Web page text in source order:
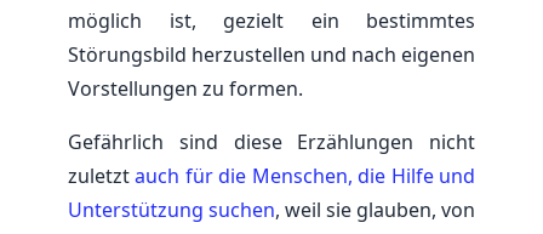
möglich ist, gezielt ein bestimmtes
Störungsbild herzustellen und nach eigenen
Vorstellungen zu formen.
Gefährlich sind diese Erzählungen nicht
zuletztauch für die Menschen, die Hilfe und
Unterstützung suchen, weil sie glauben, von